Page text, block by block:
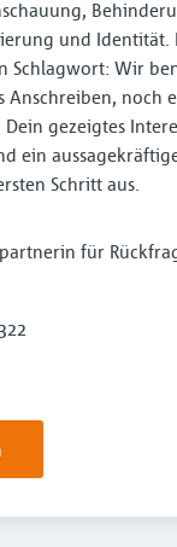
und Identität.
Schlagwort: Wir
Anschreiben, noch
gezeigtes
ein
Schritt aus.
für